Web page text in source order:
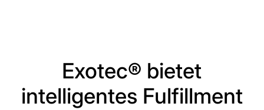
Exotec® bietet
intelligentes Fulfillment